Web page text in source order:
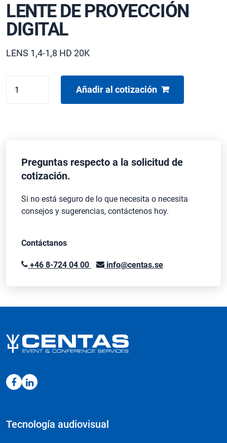
LENTE DE PROYECCIÓN
DIGITAL
LENS 1,4-1,8 HD 20K
Añadir al cotización
Preguntas respecto a la solicitud de
cotización.
Si no está seguro de lo que necesita o necesita
consejos y sugerencias, contáctenos hoy.
Contáctanos
+46 8-724 04 00 info@centas.se
Tecnología audiovisual